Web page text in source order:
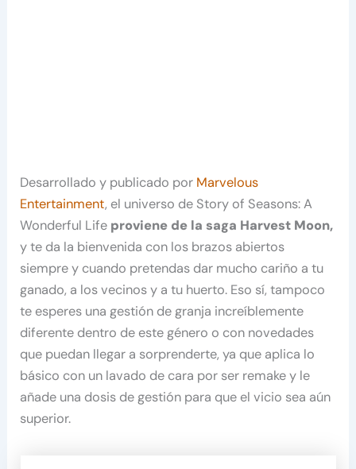
Desarrollado y publicado por Marvelous
Entertainment, el universo de Story of Seasons: A
Wonderful Life proviene de la saga Harvest Moon,
y te da la bienvenida con los brazos abiertos
siempre y cuando pretendas dar mucho cariño a tu
ganado, a los vecinos y a tu huerto. Eso sí, tampoco
te esperes una gestión de granja increíblemente
diferente dentro de este género o con novedades
que puedan llegar a sorprenderte, ya que aplica lo
básico con un lavado de cara por ser remake y le
añade una dosis de gestión para que el vicio sea aún
superior.